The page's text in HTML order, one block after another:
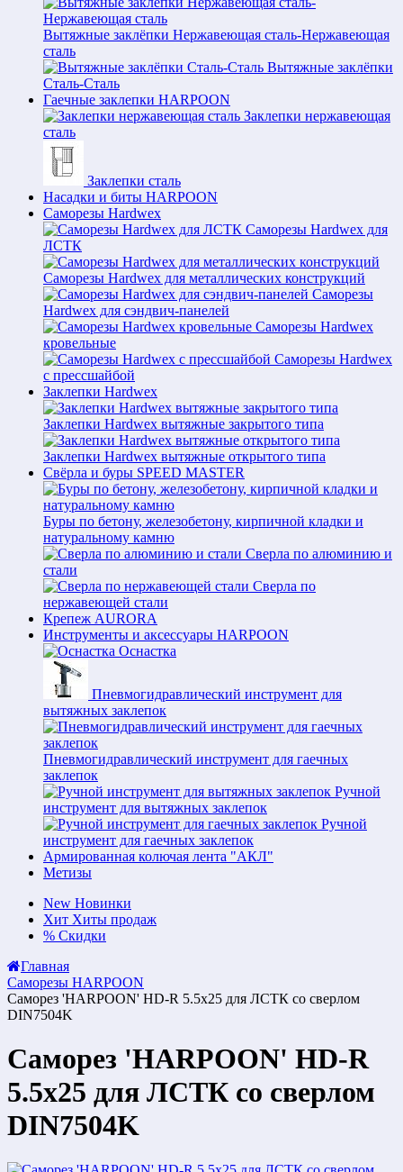
Вытяжные заклёпки Нержавеющая сталь-Нержавеющая
сталь
Вытяжные заклёпки
Сталь-Сталь
Гаечные заклепки HARPOON
Заклепки нержавеющая
сталь
Заклепки сталь
Насадки и биты HARPOON
Саморезы Hardwex
Саморезы Hardwex для
ЛСТК
Саморезы Hardwex для металлических конструкций
Саморезы
Hardwex для сэндвич-панелей
Саморезы Hardwex
кровельные
Саморезы Hardwex
с прессшайбой
Заклепки Hardwex
Заклепки Hardwex вытяжные закрытого типа
Заклепки Hardwex вытяжные открытого типа
Свёрла и буры SPEED MASTER
Буры по бетону, железобетону, кирпичной кладки и
натуральному камню
Сверла по алюминию и
стали
Сверла по
нержавеющей стали
Крепеж AURORA
Инструменты и аксессуары HARPOON
Оснастка
Пневмогидравлический инструмент для
вытяжных заклепок
Пневмогидравлический инструмент для гаечных
заклепок
Ручной
инструмент для вытяжных заклепок
Ручной
инструмент для гаечных заклепок
Армированная колючая лента "АКЛ"
Метизы
New Новинки
Хит Хиты продаж
% Скидки
Главная
Саморезы HARPOON
Саморез 'HARPOON' HD-R 5.5х25 для ЛСТК со сверлом
DIN7504K
Саморез 'HARPOON' HD-R
5.5х25 для ЛСТК со сверлом
DIN7504K